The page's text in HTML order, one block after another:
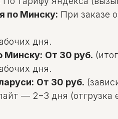
по Минску: При заказе
дня.
Минску: От 30 руб.
дня.
От 30 руб.
— 2−3 дня (отгрузка